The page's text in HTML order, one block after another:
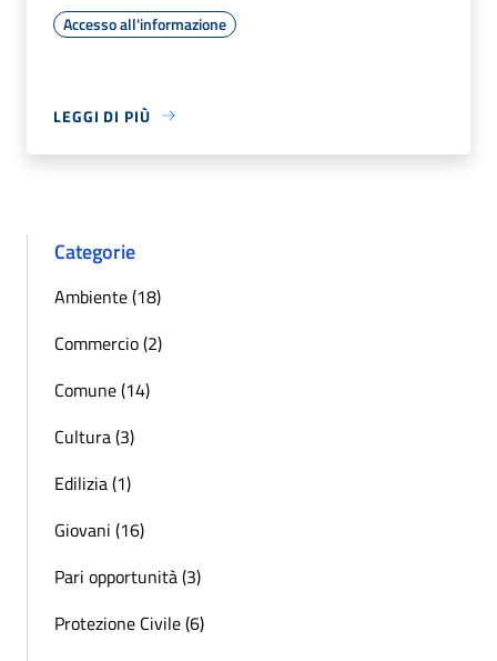
Accesso all'informazione
LEGGI DI PIÙ
Categorie
Ambiente (18)
Commercio (2)
Comune (14)
Cultura (3)
Edilizia (1)
Giovani (16)
Pari opportunità (3)
Protezione Civile (6)